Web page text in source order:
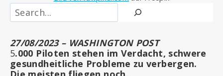
S
e
r
c
h
27/08/2023 – WASHINGTON POST
5.000 Piloten stehen im Verdacht, schwere
gesundheitliche Probleme zu verbergen.